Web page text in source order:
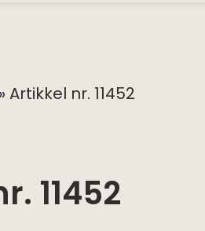
»Artikkel nr. 11452
11452